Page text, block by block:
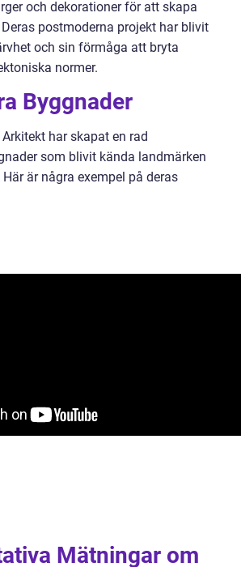
och dekorationer för att skapa
postmoderna projekt har blivit
och sin förmåga att bryta
normer.
Byggnader
har skapat en rad
som blivit kända landmärken
är några exempel på deras
Mätningar om